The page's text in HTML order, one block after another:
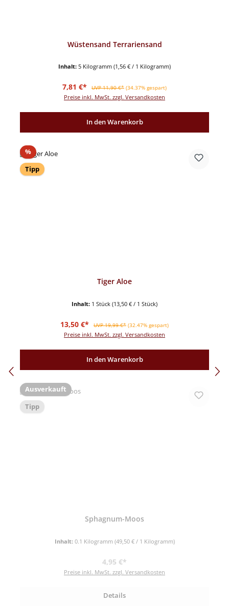
Wüstensand Terrariensand
Inhalt: 5 Kilogramm (1,56 € / 1 Kilogramm)
Verkaufspreis:
7,81 €* Regulärer Preis:
UVP 11,90 €* (34.37% gespart)
Preise inkl. MwSt. zzgl. Versandkosten
In den Warenkorb
%Rabatt
Tipp
Tiger Aloe
Inhalt: 1 Stück (13,50 € / 1 Stück)
Verkaufspreis:
13,50 €* Regulärer Preis:
UVP 19,99 €* (32.47% gespart)
Preise inkl. MwSt. zzgl. Versandkosten
In den Warenkorb
Ausverkauft
Tipp
Sphagnum-Moos
Inhalt: 0.1 Kilogramm (49,50 € / 1 Kilogramm)
Regulärer Preis:
4,95 €*
Preise inkl. MwSt. zzgl. Versandkosten
Details